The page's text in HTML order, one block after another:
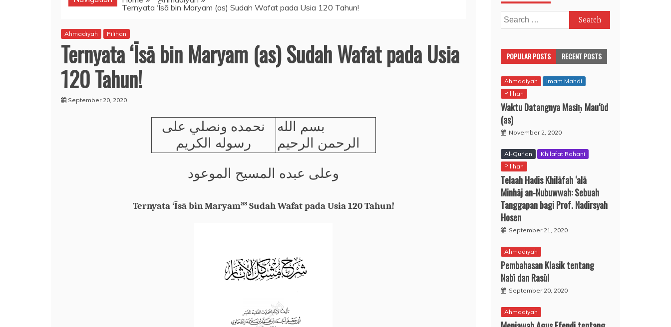
Ternyata ‘Īsā bin Maryam (as) Sudah Wafat pada Usia 120 Tahun!
Ahmadiyah Pilihan
Ternyata ‘Īsā bin Maryam (as) Sudah Wafat pada Usia
120 Tahun!
September 20, 2020
نحمده ونصلي على
رسوله الكريم
بسم الله
الرحمن الرحيم
وعلى عبده المسيح الموعود
Ternyata ‘Īsā bin MaryamasSudah Wafat pada Usia 120 Tahun!
Search
for:
POPULAR POSTS RECENT POSTS
Ahmadiyah
Imam Mahdi
Pilihan
Waktu Datangnya Masīḥ Mau‘ūd
(as)
November 2, 2020
Al-Qur'an
Khilafat Rohani
Pilihan
Telaah Hadis Khilāfah ‘alā
Minhāj an-Nubuwwah: Sebuah
Tanggapan bagi Prof. Nadirsyah
Hosen
September 21, 2020
Ahmadiyah
Pembahasan Klasik tentang
Nabī dan Rasūl
September 20, 2020
Ahmadiyah